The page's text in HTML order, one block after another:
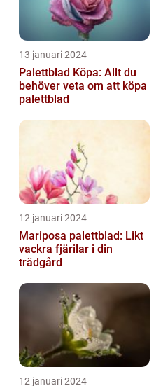
13 januari 2024
Palettblad Köpa: Allt du
behöver veta om att köpa
palettblad
12 januari 2024
Mariposa palettblad: Likt
vackra fjärilar i din
trädgård
12 januari 2024